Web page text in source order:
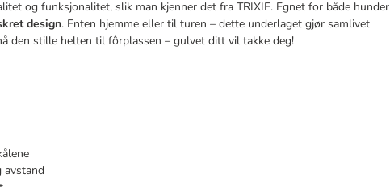
og funksjonalitet, slik man kjenner det fra TRIXIE. Egnet for både hunder
design. Enten hjemme eller til turen – dette underlaget gjør samlivet
den stille helten til fôrplassen – gulvet ditt vil takke deg!